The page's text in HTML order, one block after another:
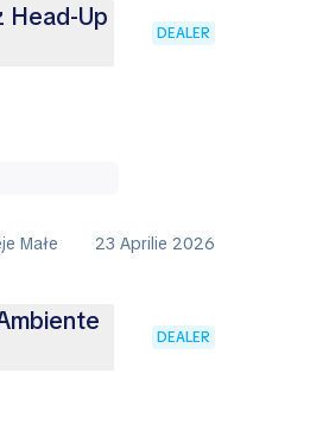
Head-Up
DEALER
Małe
23 Aprilie 2026
DEALER